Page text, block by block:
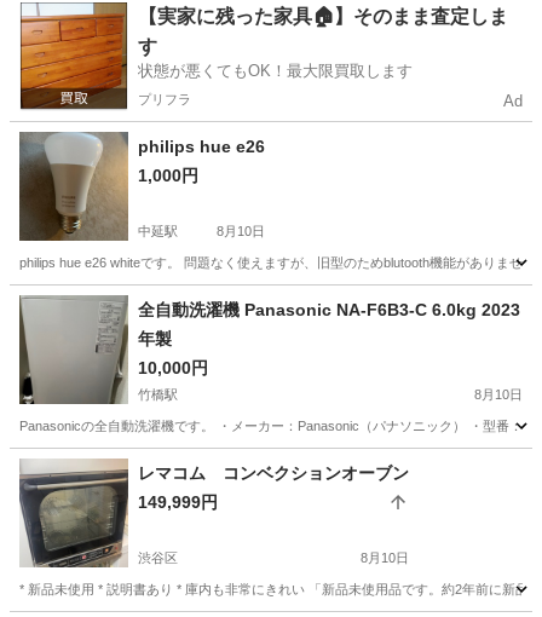
東京 昭島市 中神駅 キッチン家電 商品
【実家に残った家具🏠】そのまま査定しま
す
状態が悪くてもOK！最大限買取します
プリフラ Ad
philips hue e26
1,000円
中延駅 8月10日
philips hue e26 whiteです。 問題なく使えますが、旧型のためblutooth機能がありませ
東京 品川区 中延駅 生活家電
全自動洗濯機 Panasonic NA-F6B3-C 6.0kg 2023
年製
10,000円
竹橋駅 8月10日
Panasonicの全自動洗濯機です。 ・メーカー：Panasonic（パナソニック） ・型番：
東京 千代田区 竹橋駅 生活家電
レマコム コンベクションオーブン
149,999円
渋谷区 8月10日
* 新品未使用 * 説明書あり * 庫内も非常にきれい 「新品未使用品です。約2年前に新